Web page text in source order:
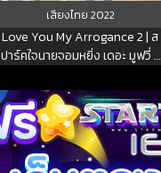
เสียงไทย 2022
Love You My Arrogance 2 | ส
ปาร์คใจนายจอมหยิ่ง เดอะ มูฟวี่ 2